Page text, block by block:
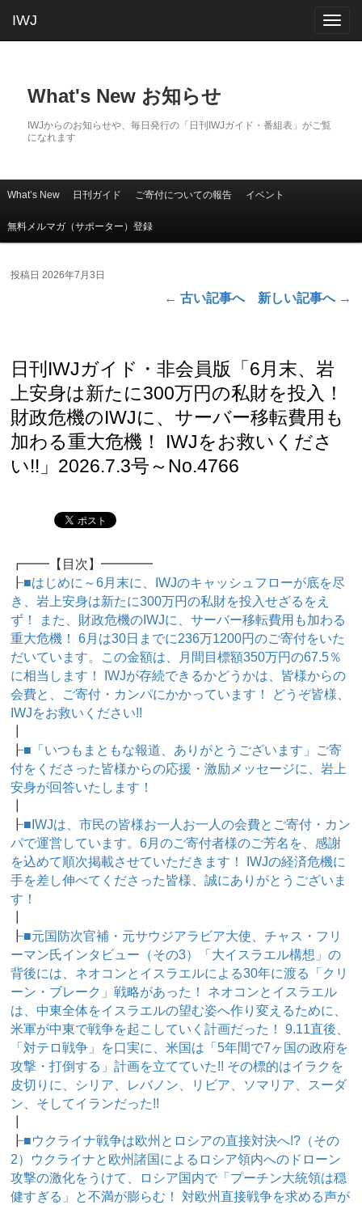
IWJ
What's New お知らせ
IWJからのお知らせや、毎日発行の「日刊IWJガイド・番組表」がご覧
になれます
メインコンテンツへ移動
サブコンテンツへ移動
What’s New 日刊ガイド ご寄付についての報告 イベント
無料メルマガ（サポーター）登録
← 古い記事へ 新しい記事へ →
日刊IWJガイド・非会員版「6月末、岩
上安身は新たに300万円の私財を投入！
財政危機のIWJに、サーバー移転費用も
加わる重大危機！ IWJをお救いくださ
い!!」2026.7.3号～No.4766
投稿日2026年7月3日
┏━━【目次】━━━━
┠■はじめに～6月末に、IWJのキャッシュフローが底を尽
き、岩上安身は新たに300万円の私財を投入せざるをえ
ず！ また、財政危機のIWJに、サーバー移転費用も加わる
重大危機！ 6月は30日までに236万1200円のご寄付をいた
だいています。この金額は、月間目標額350万円の67.5％
に相当します！ IWJが存続できるかどうかは、皆様からの
会費と、ご寄付・カンパにかかっています！ どうぞ皆様、
IWJをお救いください!!
┠■「いつもまともな報道、ありがとうございます」ご寄
付をくださった皆様からの応援・激励メッセージに、岩上
安身が回答いたします！
┠■IWJは、市民の皆様お一人お一人の会費とご寄付・カン
パで運営しています。6月のご寄付者様のご芳名を、感謝
を込めて順次掲載させていただきます！ IWJの経済危機に
手を差し伸べてくださった皆様、誠にありがとうございま
す！
┠■元国防次官補・元サウジアラビア大使、チャス・フリ
ーマン氏インタビュー（その3）「大イスラエル構想」の
背後には、ネオコンとイスラエルによる30年に渡る「クリ
ーン・ブレーク」戦略があった！ ネオコンとイスラエル
は、中東全体をイスラエルの望む姿へ作り変えるために、
米軍が中東で戦争を起こしていく計画だった！ 9.11直後、
「対テロ戦争」を口実に、米国は「5年間で7ヶ国の政府を
攻撃・打倒する」計画を立てていた!! その標的はイラクを
皮切りに、シリア、レバノン、リビア、ソマリア、スーダ
ン、そしてイランだった!!
┠■ウクライナ戦争は欧州とロシアの直接対決へ!?（その
2）ウクライナと欧州諸国によるロシア領内へのドローン
攻撃の激化をうけて、ロシア国内で「プーチン大統領は穏
健すぎる」と不満が膨らむ！ 対欧州直接戦争を求める声が